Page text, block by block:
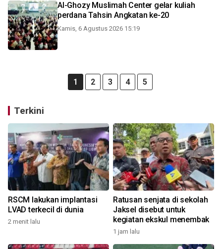
Al-Ghozy Muslimah Center gelar kuliah
perdana Tahsin Angkatan ke-20
Kamis, 6 Agustus 2026 15:19
1 2 3 4 5
Terkini
RSCM lakukan implantasi
LVAD terkecil di dunia
2 menit lalu
Ratusan senjata di sekolah
Jaksel disebut untuk
kegiatan ekskul menembak
1 jam lalu